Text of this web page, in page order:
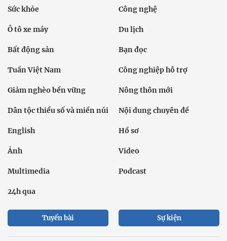
Sức khỏe Công nghệ
Ô tô xe máy Du lịch
Bất động sản Bạn đọc
Tuần Việt Nam Công nghiệp hỗ trợ
Giảm nghèo bền vững Nông thôn mới
Dân tộc thiểu số và miền núi Nội dung chuyên đề
English Hồ sơ
Ảnh Video
Multimedia Podcast
24h qua
Tuyến bài Sự kiện